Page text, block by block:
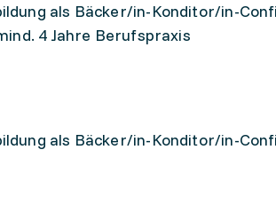
als Bäcker/in-Konditor/in-
4 Jahre Berufspraxis
als Bäcker/in-Konditor/in-